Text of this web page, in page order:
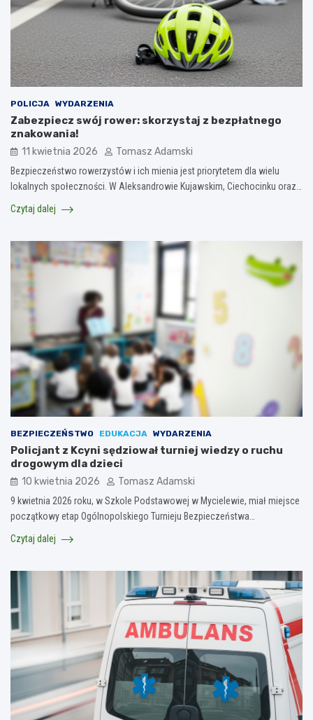
POLICJA WYDARZENIA
Zabezpiecz swój rower: skorzystaj z bezpłatnego
znakowania!
11 kwietnia 2026 Tomasz Adamski
Bezpieczeństwo rowerzystów i ich mienia jest priorytetem dla wielu
lokalnych społeczności. W Aleksandrowie Kujawskim, Ciechocinku oraz…
Czytaj dalej
BEZPIECZEŃSTWO EDUKACJA WYDARZENIA
Policjant z Kcyni sędziował turniej wiedzy o ruchu
drogowym dla dzieci
10 kwietnia 2026 Tomasz Adamski
9 kwietnia 2026 roku, w Szkole Podstawowej w Mycielewie, miał miejsce
początkowy etap Ogólnopolskiego Turnieju Bezpieczeństwa…
Czytaj dalej